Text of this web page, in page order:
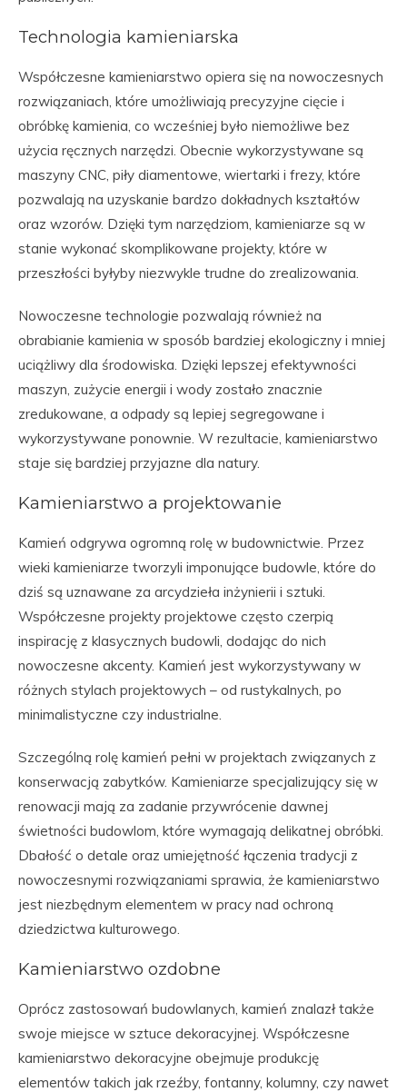
Technologia kamieniarska
Współczesne kamieniarstwo opiera się na nowoczesnych
rozwiązaniach, które umożliwiają precyzyjne cięcie i
obróbkę kamienia, co wcześniej było niemożliwe bez
użycia ręcznych narzędzi. Obecnie wykorzystywane są
maszyny CNC, piły diamentowe, wiertarki i frezy, które
pozwalają na uzyskanie bardzo dokładnych kształtów
oraz wzorów. Dzięki tym narzędziom, kamieniarze są w
stanie wykonać skomplikowane projekty, które w
przeszłości byłyby niezwykle trudne do zrealizowania.
Nowoczesne technologie pozwalają również na
obrabianie kamienia w sposób bardziej ekologiczny i mniej
uciążliwy dla środowiska. Dzięki lepszej efektywności
maszyn, zużycie energii i wody zostało znacznie
zredukowane, a odpady są lepiej segregowane i
wykorzystywane ponownie. W rezultacie, kamieniarstwo
staje się bardziej przyjazne dla natury.
Kamieniarstwo a projektowanie
Kamień odgrywa ogromną rolę w budownictwie. Przez
wieki kamieniarze tworzyli imponujące budowle, które do
dziś są uznawane za arcydzieła inżynierii i sztuki.
Współczesne projekty projektowe często czerpią
inspirację z klasycznych budowli, dodając do nich
nowoczesne akcenty. Kamień jest wykorzystywany w
różnych stylach projektowych – od rustykalnych, po
minimalistyczne czy industrialne.
Szczególną rolę kamień pełni w projektach związanych z
konserwacją zabytków. Kamieniarze specjalizujący się w
renowacji mają za zadanie przywrócenie dawnej
świetności budowlom, które wymagają delikatnej obróbki.
Dbałość o detale oraz umiejętność łączenia tradycji z
nowoczesnymi rozwiązaniami sprawia, że kamieniarstwo
jest niezbędnym elementem w pracy nad ochroną
dziedzictwa kulturowego.
Kamieniarstwo ozdobne
Oprócz zastosowań budowlanych, kamień znalazł także
swoje miejsce w sztuce dekoracyjnej. Współczesne
kamieniarstwo dekoracyjne obejmuje produkcję
elementów takich jak rzeźby, fontanny, kolumny, czy nawet